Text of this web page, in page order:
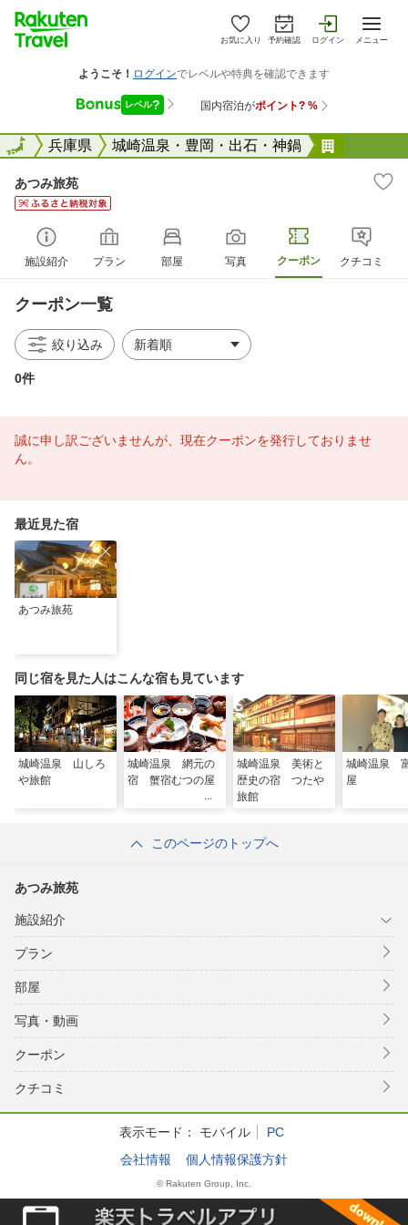
お気に入り 予約確認 ログイン メニュー
全国兵庫県 城崎温泉・豊岡・出石・神鍋
全国
あつみ旅苑
施設紹介 プラン 部屋 写真 クーポン クチコミ
クーポン一覧
絞り込み
0件
誠に申し訳ございませんが、現在クーポンを発行しておりませ
ん。
最近見た宿
あつみ旅苑
同じ宿を見た人はこんな宿も見ています
城崎温泉 山しろ
や旅館
城崎温泉 網元の
宿 蟹宿むつの屋
城崎温泉 美術と
歴史の宿 つたや
旅館
城崎温泉
屋
このページのトップへ
あつみ旅苑
施設紹介
プラン
部屋
写真・動画
クーポン
クチコミ
表示モード： モバイル
PC
会社情報
個人情報保護方針
© Rakuten Group, Inc.